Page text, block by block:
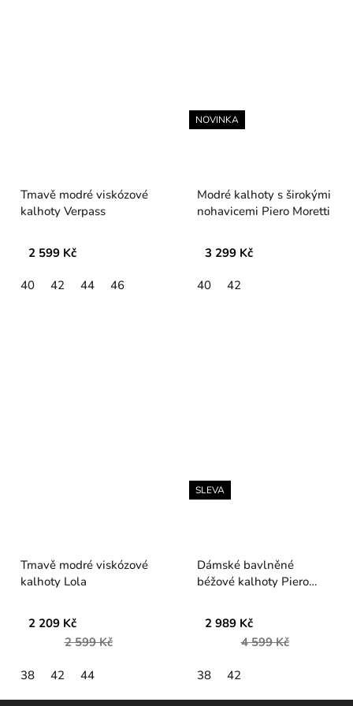
Tmavě modré viskózové
kalhoty Verpass
2 599 Kč
40 42 44 46
NOVINKA
Modré kalhoty s širokými
nohavicemi Piero Moretti
3 299 Kč
40 42
Tmavě modré viskózové
kalhoty Lola
2 209 Kč
2 599 Kč
38 42 44
SLEVA
Dámské bavlněné
béžové kalhoty Piero
2 989 Kč
4 599 Kč
38 42